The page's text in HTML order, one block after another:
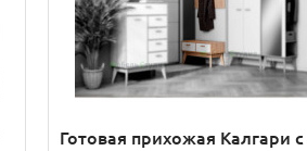
Готовая прихожая Калгари с